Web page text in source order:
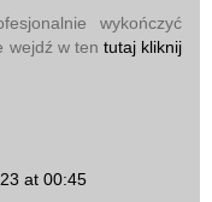
wykończyć
wejdź w ten tutaj kliknij
at 00:45